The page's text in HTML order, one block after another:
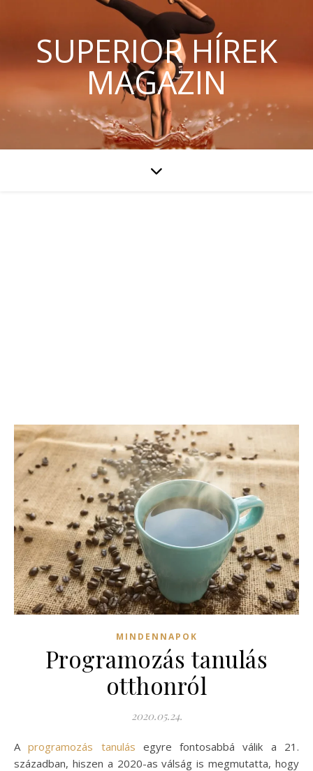
SUPERIOR HÍREK
MAGAZIN
MINDENNAPOK
Programozás tanulás
otthonról
2020.05.24.
Aprogramozás tanulás egyre fontosabbá válik a 21.
században, hiszen a 2020-as válság is megmutatta, hogy